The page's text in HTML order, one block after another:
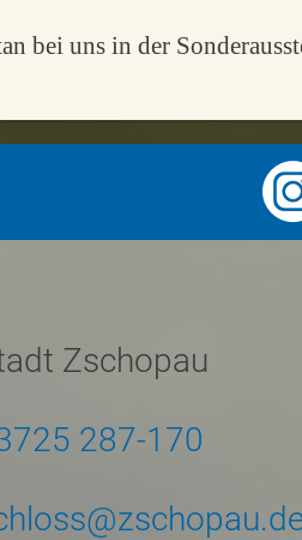
bei uns in der
Zschopau
287-170